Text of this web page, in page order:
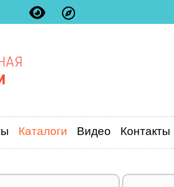
Каталоги Видео Контакты